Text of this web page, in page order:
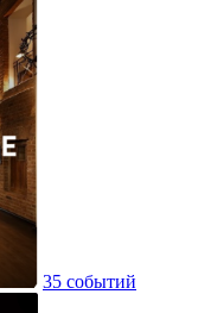
35 событий